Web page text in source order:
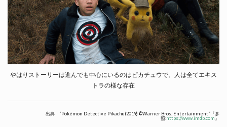
やはりストーリーは進んでも中心にいるのはピカチュウで、人は全てエキス
トラの様な存在
出典：”Pokémon Detective Pikachu(2019) ©Warner Bros. Entertainment”『参
照:https://www.imdb.com』